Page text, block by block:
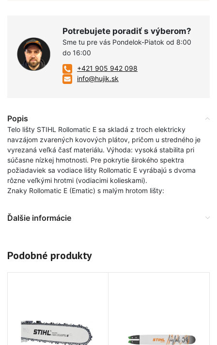
Potrebujete poradiť s výberom?
Sme tu pre vás Pondelok-Piatok od 8:00
do 16:00
+421 905 942 098
info@hujik.sk
Popis
Telo lišty STIHL Rollomatic E sa skladá z troch elektricky
navzájom zvarených kovových plátov, pričom u stredného je
vyrezaná veľká časť materiálu. Výhoda: vysoká stabilita pri
súčasne nízkej hmotnosti. Pre pokrytie širokého spektra
požiadaviek sa vodiace lišty Rollomatic E vyrábajú s dvoma
rôzne veľkými hrotmi (vodiacimi kolieskami).
Znaky Rollomatic E (Ematic) s malým hrotom lišty:
Ďalšie informácie
Podobné produkty